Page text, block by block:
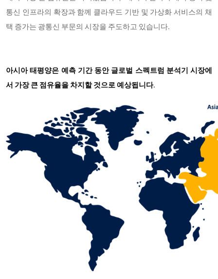
통신 인프라의 확장과 함께 클라우드 기반 및 가상화 서비스의 채
택 증가는 광통신 부문의 시장을 주도하고 있습니다.
아시아 태평양은 예측 기간 동안 글로벌 스펙트럼 분석기 시장에
서 가장 큰 점유율을 차지할 것으로 예상됩니다.